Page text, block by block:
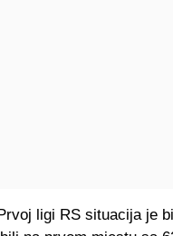
ligi RS situacija je